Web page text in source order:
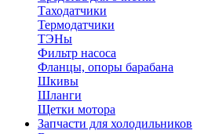
Таходатчики
Термодатчики
ТЭНы
Фильтр насоса
Фланцы, опоры барабана
Шкивы
Шланги
Щетки мотора
Запчасти для холодильников